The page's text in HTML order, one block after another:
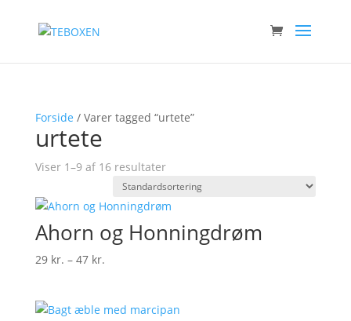
Forside / Varer tagged “urtete”
urtete
Viser 1–9 af 16 resultater
Ahorn og Honningdrøm
29 kr. – 47 kr.Prisinterval:
47 kr.